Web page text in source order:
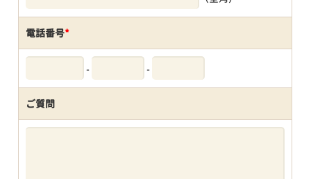
電話番号*
- -
ご質問